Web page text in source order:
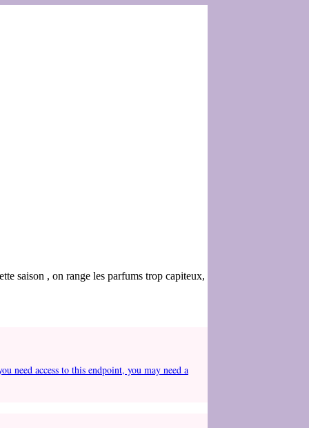
saison , on range les parfums trop capiteux,
need access to this endpoint, you may need a